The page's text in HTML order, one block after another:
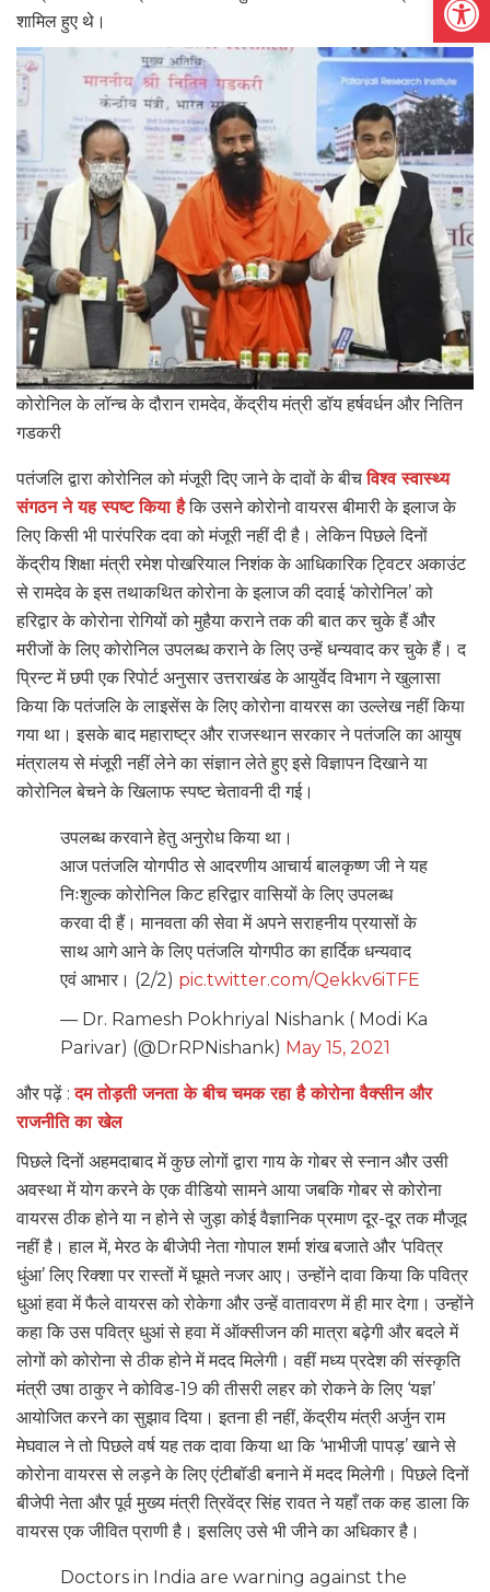
शामिल हुए थे।
कोरोनिल के लॉन्च के दौरान रामदेव, केंद्रीय मंत्री डॉय हर्षवर्धन और नितिन
गडकरी
पतंजलि द्वारा कोरोनिल को मंजूरी दिए जाने के दावों के बीचविश्व स्वास्थ्य
संगठन ने यह स्पष्ट किया है कि उसने कोरोनो वायरस बीमारी के इलाज के
लिए किसी भी पारंपरिक दवा को मंजूरी नहीं दी है। लेकिन पिछले दिनों
केंद्रीय शिक्षा मंत्री रमेश पोखरियाल निशंक के आधिकारिक ट्विटर अकाउंट
से रामदेव के इस तथाकथित कोरोना के इलाज की दवाई ‘कोरोनिल’ को
हरिद्वार के कोरोना रोगियों को मुहैया कराने तक की बात कर चुके हैं और
मरीजों के लिए कोरोनिल उपलब्ध कराने के लिए उन्हें धन्यवाद कर चुके हैं। द
प्रिन्ट में छपी एक रिपोर्ट अनुसार उत्तराखंड के आयुर्वेद विभाग ने खुलासा
किया कि पतंजलि के लाइसेंस के लिए कोरोना वायरस का उल्लेख नहीं किया
गया था। इसके बाद महाराष्ट्र और राजस्थान सरकार ने पतंजलि का आयुष
मंत्रालय से मंजूरी नहीं लेने का संज्ञान लेते हुए इसे विज्ञापन दिखाने या
कोरोनिल बेचने के खिलाफ स्पष्ट चेतावनी दी गई।
उपलब्ध करवाने हेतु अनुरोध किया था।
आज पतंजलि योगपीठ से आदरणीय आचार्य बालकृष्ण जी ने यह
निःशुल्क कोरोनिल किट हरिद्वार वासियों के लिए उपलब्ध
करवा दी हैं। मानवता की सेवा में अपने सराहनीय प्रयासों के
साथ आगे आने के लिए पतंजलि योगपीठ का हार्दिक धन्यवाद
एवं आभार। (2/2) pic.twitter.com/Qekkv6iTFE
— Dr. Ramesh Pokhriyal Nishank ( Modi Ka
Parivar) (@DrRPNishank) May 15, 2021
और पढ़ें :दम तोड़ती जनता के बीच चमक रहा है कोरोना वैक्सीन और
राजनीति का खेल
पिछले दिनों अहमदाबाद में कुछ लोगों द्वारा गाय के गोबर से स्नान और उसी
अवस्था में योग करने के एक वीडियो सामने आया जबकि गोबर से कोरोना
वायरस ठीक होने या न होने से जुड़ा कोई वैज्ञानिक प्रमाण दूर-दूर तक मौजूद
नहीं है। हाल में, मेरठ के बीजेपी नेता गोपाल शर्मा शंख बजाते और ‘पवित्र
धुंआ’ लिए रिक्शा पर रास्तों में घूमते नजर आए। उन्होंने दावा किया कि पवित्र
धुआं हवा में फैले वायरस को रोकेगा और उन्हें वातावरण में ही मार देगा। उन्होंने
कहा कि उस पवित्र धुआं से हवा में ऑक्सीजन की मात्रा बढ़ेगी और बदले में
लोगों को कोरोना से ठीक होने में मदद मिलेगी। वहीं मध्य प्रदेश की संस्कृति
मंत्री उषा ठाकुर ने कोविड-19 की तीसरी लहर को रोकने के लिए ‘यज्ञ’
आयोजित करने का सुझाव दिया। इतना ही नहीं, केंद्रीय मंत्री अर्जुन राम
मेघवाल ने तो पिछले वर्ष यह तक दावा किया था कि ‘भाभीजी पापड़’ खाने से
कोरोना वायरस से लड़ने के लिए एंटीबॉडी बनाने में मदद मिलेगी। पिछले दिनों
बीजेपी नेता और पूर्व मुख्य मंत्री त्रिवेंद्र सिंह रावत ने यहाँ तक कह डाला कि
वायरस एक जीवित प्राणी है। इसलिए उसे भी जीने का अधिकार है।
Doctors in India are warning against the